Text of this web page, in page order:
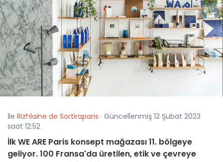
İle Rizhlaine de Sortiraparis · Güncellenmiş 12 Şubat 2023
saat 12:52
İlk WE ARE Paris konsept mağazası 11. bölgeye
geliyor. 100 Fransa'da üretilen, etik ve çevreye